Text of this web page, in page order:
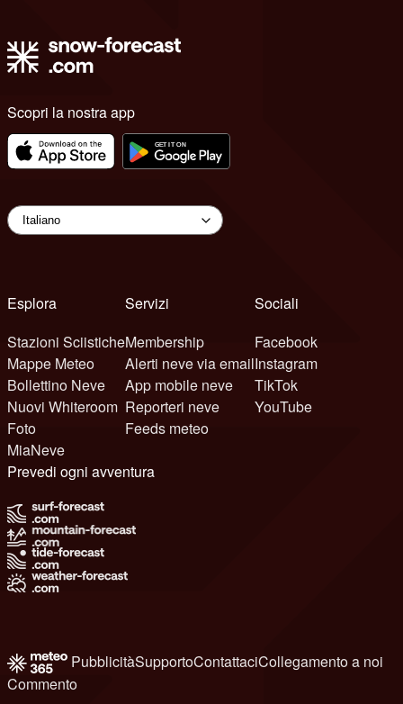
Scopri la nostra app
Esplora
Stazioni Sciistiche
Mappe Meteo
Bollettino Neve
Nuovi Whiteroom
Foto
MiaNeve
Servizi
Membership
Alerti neve via email
App mobile neve
Reporteri neve
Feeds meteo
Sociali
Facebook
Instagram
TikTok
YouTube
Prevedi ogni avventura
PubblicitàSupportoContattaciCollegamento a noi
Commento